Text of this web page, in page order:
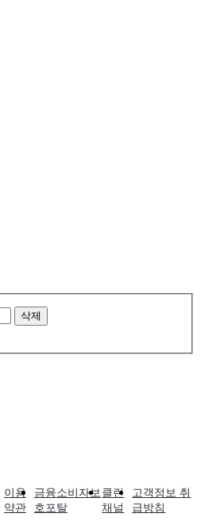
삭제
이용
약관
금융소비자보
호포탈
클린
채널
고객정보 취
급방침